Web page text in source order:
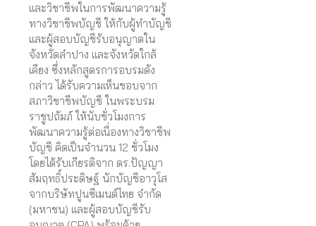
และวิชาชีพในการพัฒนาความรู้
ทางวิชาชีพบัญชี ให้กับผู้ทำบัญชี
และผู้สอบบัญชีรับอนุญาตใน
จังหวัดลำปาง และจังหวัดใกล้
เคียง ซึ่งหลักสูตรการอบรมดัง
กล่าว ได้รับความเห็นชอบจาก
สภาวิชาชีพบัญชี ในพระบรม
ราชูปถัมภ์ ให้นับชั่วโมงการ
พัฒนาความรู้ต่อเนื่องทางวิชาชีพ
บัญชี คิดเป็นจำนวน 12 ชั่วโมง
โดยได้รับเกียรติจาก ดร.ปัญญา
สัมฤทธิ์ประดิษฐ์ นักบัญชีอาวุโส
จากบริษัทปูนซีเมนต์ไทย จำกัด
(มหาชน) และผู้สอบบัญชีรับ